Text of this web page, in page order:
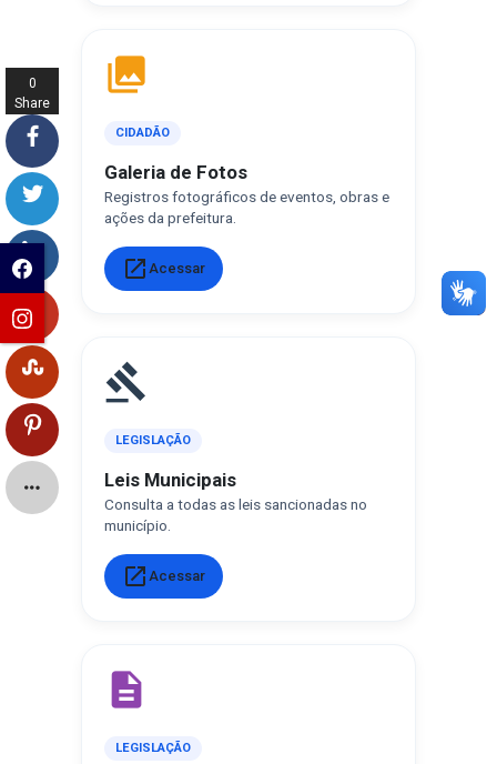
photo_library
CIDADÃO
Galeria de Fotos
Registros fotográficos de eventos, obras e
ações da prefeitura.
open_in_new Acessar
gavel
LEGISLAÇÃO
Leis Municipais
Consulta a todas as leis sancionadas no
município.
open_in_new Acessar
description
LEGISLAÇÃO
0
Share
s